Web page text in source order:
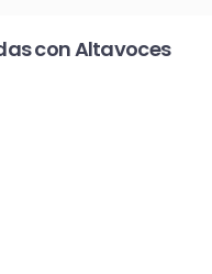
con Altavoces